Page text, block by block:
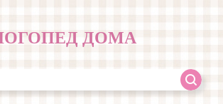
ДОМА